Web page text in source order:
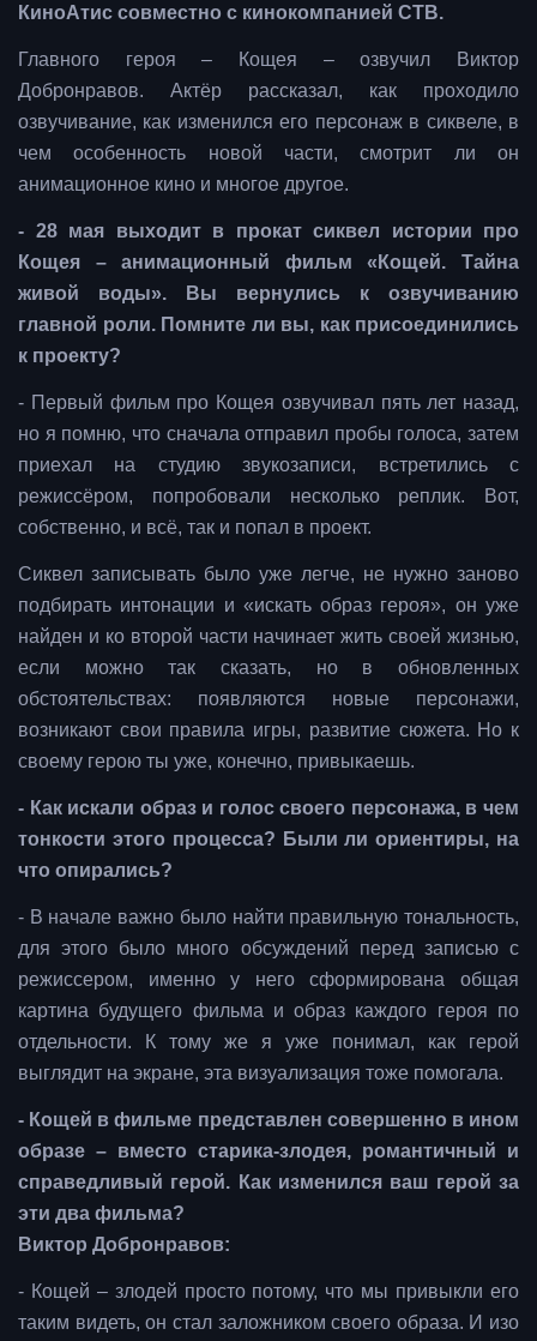
КиноАтис совместно с кинокомпанией СТВ.
Главного героя – Кощея – озвучил Виктор
Добронравов. Актёр рассказал, как проходило
озвучивание, как изменился его персонаж в сиквеле, в
чем особенность новой части, смотрит ли он
анимационное кино и многое другое.
- 28 мая выходит в прокат сиквел истории про
Кощея – анимационный фильм «Кощей. Тайна
живой воды». Вы вернулись к озвучиванию
главной роли. Помните ли вы, как присоединились
к проекту?
- Первый фильм про Кощея озвучивал пять лет назад,
но я помню, что сначала отправил пробы голоса, затем
приехал на студию звукозаписи, встретились с
режиссёром, попробовали несколько реплик. Вот,
собственно, и всё, так и попал в проект.
Сиквел записывать было уже легче, не нужно заново
подбирать интонации и «искать образ героя», он уже
найден и ко второй части начинает жить своей жизнью,
если можно так сказать, но в обновленных
обстоятельствах: появляются новые персонажи,
возникают свои правила игры, развитие сюжета. Но к
своему герою ты уже, конечно, привыкаешь.
- Как искали образ и голос своего персонажа, в чем
тонкости этого процесса? Были ли ориентиры, на
что опирались?
- В начале важно было найти правильную тональность,
для этого было много обсуждений перед записью с
режиссером, именно у него сформирована общая
картина будущего фильма и образ каждого героя по
отдельности. К тому же я уже понимал, как герой
выглядит на экране, эта визуализация тоже помогала.
- Кощей в фильме представлен совершенно в ином
образе – вместо старика-злодея, романтичный и
справедливый герой. Как изменился ваш герой за
эти два фильма?
Виктор Добронравов:
- Кощей – злодей просто потому, что мы привыкли его
таким видеть, он стал заложником своего образа. И изо